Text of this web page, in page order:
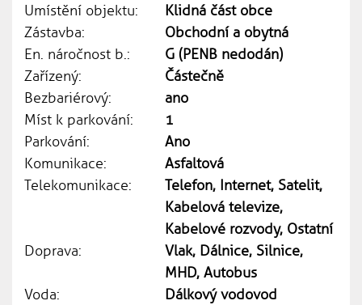
Umístění objektu:
Klidná část obce
Zástavba:
Obchodní a obytná
En. náročnost b.:
G (PENB nedodán)
Zařízený:
Částečně
Bezbariérový:
ano
Míst k parkování:
1
Parkování:
Ano
Komunikace:
Asfaltová
Telekomunikace:
Telefon, Internet, Satelit,
Kabelová televize,
Kabelové rozvody, Ostatní
Doprava:
Vlak, Dálnice, Silnice,
MHD, Autobus
Voda:
Dálkový vodovod